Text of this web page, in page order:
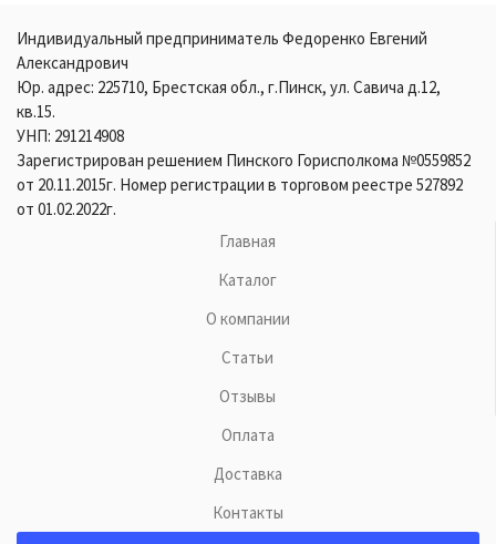
Индивидуальный предприниматель Федоренко Евгений
Александрович
Юр. адрес: 225710, Брестская обл., г.Пинск, ул. Савича д.12,
кв.15.
УНП: 291214908
Зарегистрирован решением Пинского Горисполкома №0559852
от 20.11.2015г. Номер регистрации в торговом реестре 527892
от 01.02.2022г.
Главная
Каталог
О компании
Статьи
Отзывы
Оплата
Доставка
Контакты